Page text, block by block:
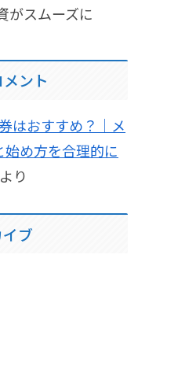
がスムーズに
ント
はおすすめ？｜メ
め方を合理的に
より
ブ